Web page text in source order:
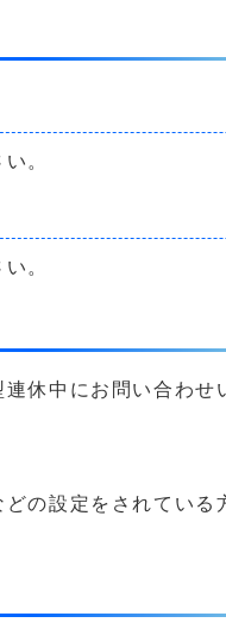
。
。
休中にお問い合わ
の設定をされてい